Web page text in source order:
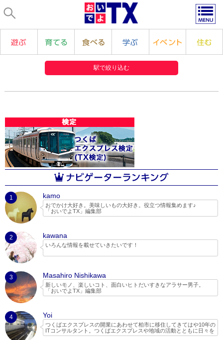
駅で絞り込む
1 kamo
おでかけ大好き。美味しいもの大好き。役立つ情報集めます♪
「おいでよTX」編集部
2 kawana
いろんな情報を載せていきたいです！
3 Masahiro Nishikawa
新しいモノ、楽しいコト、面白いヒトだいすきなアラサー男子。
「おいでよTX」編集部
4 Yoi
つくばエクスプレスの開業にあわせて柏市に移住してきてはや10年の
ITコンサルタント。つくばエクスプレスや地域の活動とともに日々を
過ごしています。